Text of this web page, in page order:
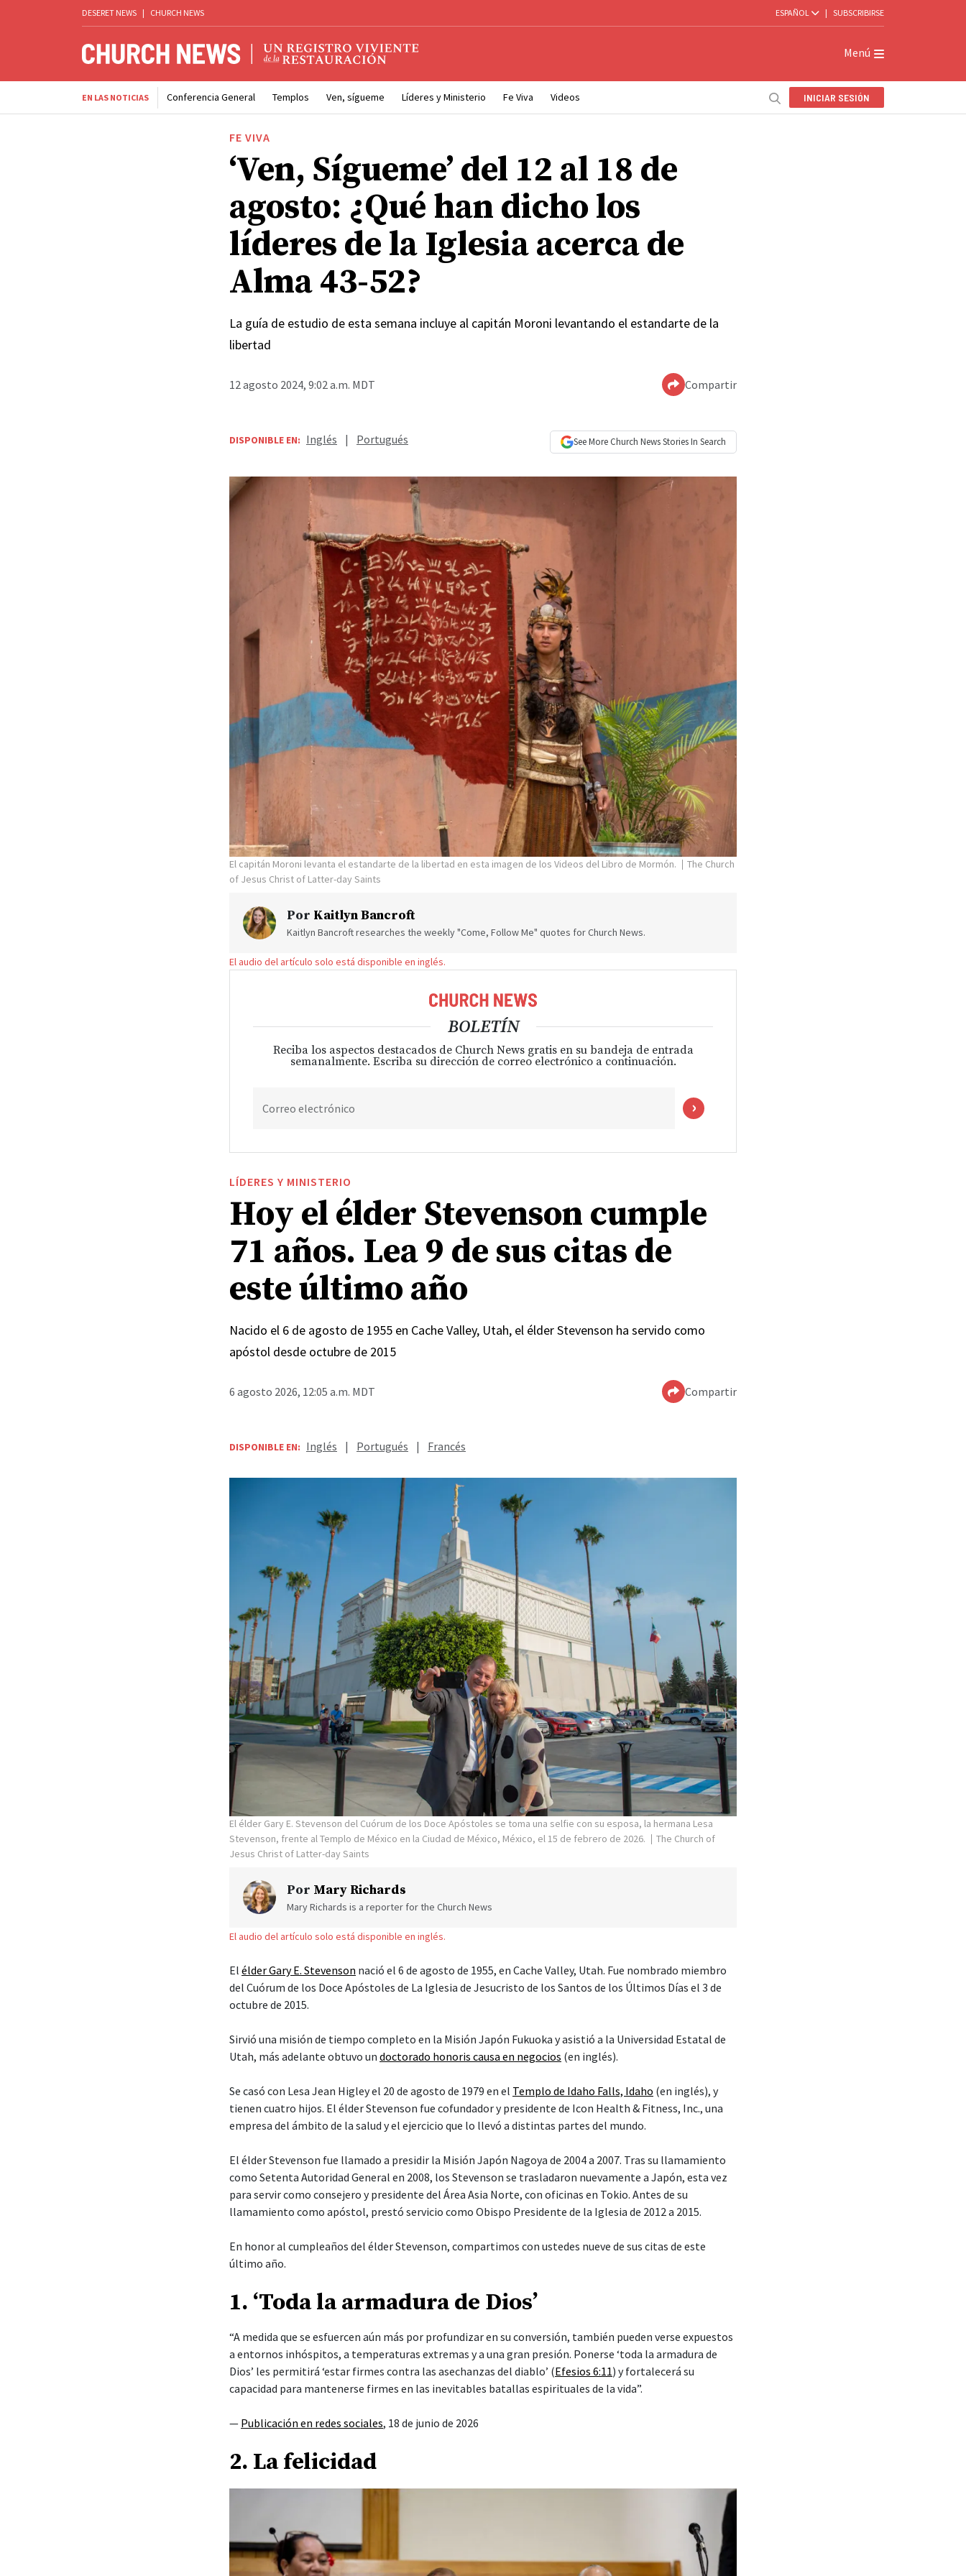
DESERET NEWS | CHURCH NEWS ESPAÑOL | SUBSCRIBIRSE
Menú
EN LAS NOTICIAS Conferencia General Templos Ven, sígueme Líderes y Ministerio Fe Viva Videos INICIAR SESIÓN
FE VIVA
‘Ven, Sígueme’ del 12 al 18 de
agosto: ¿Qué han dicho los
líderes de la Iglesia acerca de
Alma 43-52?
La guía de estudio de esta semana incluye al capitán Moroni levantando el estandarte de la
libertad
12 agosto 2024, 9:02 a.m. MDT Compartir
DISPONIBLE EN: Inglés | Portugués See More Church NewsStories In Search
El capitán Moroni levanta el estandarte de la libertad en esta imagen de los Videos del Libro de Mormón.
The Church
of Jesus Christ of Latter-day Saints
Por Kaitlyn Bancroft
Kaitlyn Bancroft researches the weekly "Come, Follow Me" quotes for Church News.
El audio del artículo solo está disponible en inglés.
BOLETÍN
Reciba los aspectos destacados de Church News gratis en su bandeja de entrada
semanalmente. Escriba su dirección de correo electrónico a continuación.
Correo electrónico
LÍDERES Y MINISTERIO
Hoy el élder Stevenson cumple
71 años. Lea 9 de sus citas de
este último año
Nacido el 6 de agosto de 1955 en Cache Valley, Utah, el élder Stevenson ha servido como
apóstol desde octubre de 2015
6 agosto 2026, 12:05 a.m. MDT Compartir
DISPONIBLE EN: Inglés | Portugués | Francés
El élder Gary E. Stevenson del Cuórum de los Doce Apóstoles se toma una selfie con su esposa, la hermana Lesa
Stevenson, frente al Templo de México en la Ciudad de México, México, el 15 de febrero de 2026.
The Church of
Jesus Christ of Latter-day Saints
Por Mary Richards
Mary Richards is a reporter for the Church News
El audio del artículo solo está disponible en inglés.
El élder Gary E. Stevenson nació el 6 de agosto de 1955, en Cache Valley, Utah. Fue nombrado miembro
del Cuórum de los Doce Apóstoles de La Iglesia de Jesucristo de los Santos de los Últimos Días el 3 de
octubre de 2015.
Sirvió una misión de tiempo completo en la Misión Japón Fukuoka y asistió a la Universidad Estatal de
Utah, más adelante obtuvo un doctorado honoris causa en negocios (en inglés).
Se casó con Lesa Jean Higley el 20 de agosto de 1979 en el Templo de Idaho Falls, Idaho (en inglés), y
tienen cuatro hijos. El élder Stevenson fue cofundador y presidente de Icon Health & Fitness, Inc., una
empresa del ámbito de la salud y el ejercicio que lo llevó a distintas partes del mundo.
El élder Stevenson fue llamado a presidir la Misión Japón Nagoya de 2004 a 2007. Tras su llamamiento
como Setenta Autoridad General en 2008, los Stevenson se trasladaron nuevamente a Japón, esta vez
para servir como consejero y presidente del Área Asia Norte, con oficinas en Tokio. Antes de su
llamamiento como apóstol, prestó servicio como Obispo Presidente de la Iglesia de 2012 a 2015.
En honor al cumpleaños del élder Stevenson, compartimos con ustedes nueve de sus citas de este
último año.
1. ‘Toda la armadura de Dios’
“A medida que se esfuercen aún más por profundizar en su conversión, también pueden verse expuestos
a entornos inhóspitos, a temperaturas extremas y a una gran presión. Ponerse ‘toda la armadura de
Dios’ les permitirá ‘estar firmes contra las asechanzas del diablo’ (Efesios 6:11) y fortalecerá su
capacidad para mantenerse firmes en las inevitables batallas espirituales de la vida”.
— Publicación en redes sociales, 18 de junio de 2026
2. La felicidad